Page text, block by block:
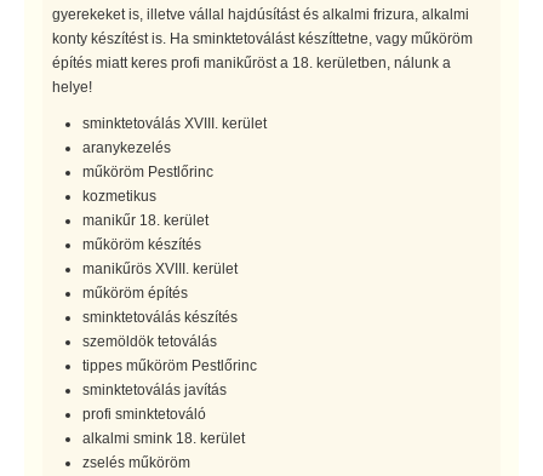
gyerekeket is, illetve vállal hajdúsítást és alkalmi frizura, alkalmi
konty készítést is. Ha sminktetoválást készíttetne, vagy műköröm
építés miatt keres profi manikűröst a 18. kerületben, nálunk a
helye!
sminktetoválás XVIII. kerület
aranykezelés
műköröm Pestlőrinc
kozmetikus
manikűr 18. kerület
műköröm készítés
manikűrös XVIII. kerület
műköröm építés
sminktetoválás készítés
szemöldök tetoválás
tippes műköröm Pestlőrinc
sminktetoválás javítás
profi sminktetováló
alkalmi smink 18. kerület
zselés műköröm